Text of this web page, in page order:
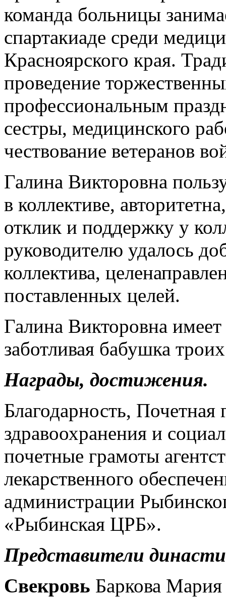
команда больницы
спартакиаде среди
Красноярского края.
проведение
профессиональным
сестры, медицинского
чествование ветеранов
Галина Викторовна
в коллективе,
отклик и поддержку у
руководителю удалось
коллектива,
поставленных целей.
Галина Викторовна
заботливая бабушка
Награды, достижения.
Благодарность,
здравоохранения и
почетные грамоты
лекарственного
администрации
«Рыбинская ЦРБ».
Представители
Свекровь Баркова Мария